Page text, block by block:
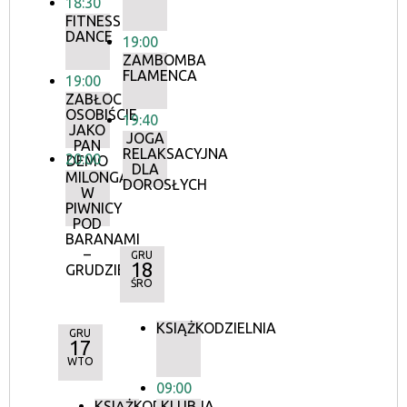
FITNESS
DANCE
19:00
ZABŁOCKI
OSOBIŚCIE
JAKO
PAN
DEMO
20:00
MILONGA
W
PIWNICY
POD
BARANAMI
–
GRUDZIEŃ
19:00
ZAMBOMBA
FLAMENCA
19:40
JOGA
RELAKSACYJNA
DLA
DOROSŁYCH
GRU
17
WTO
GRU
18
ŚRO
KSIĄŻKODZIELNIA
09:00